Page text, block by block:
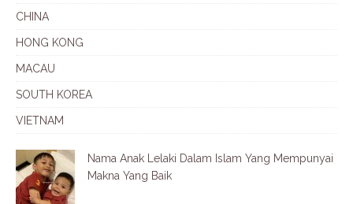
CHINA
HONG KONG
MACAU
SOUTH KOREA
VIETNAM
Nama Anak Lelaki Dalam Islam Yang Mempunyai
Makna Yang Baik